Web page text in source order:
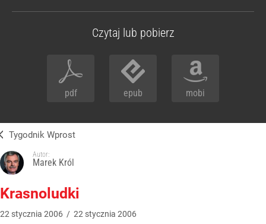
Czytaj lub pobierz
pdf epub mobi
Tygodnik Wprost
Autor:
Marek Król
Krasnoludki
22 stycznia 2006 / 22 stycznia 2006